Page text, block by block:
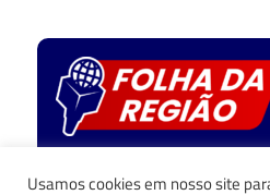
Usamos cookies em nosso site